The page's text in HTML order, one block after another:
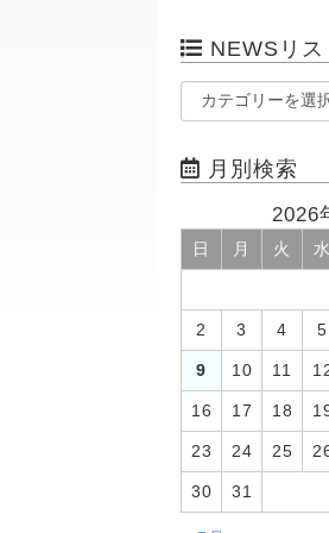
NEWSリス
月別検索
2026
日 月 火 水
2 3 4 5
9 10 11
16 17 18
23 24 25
30 31